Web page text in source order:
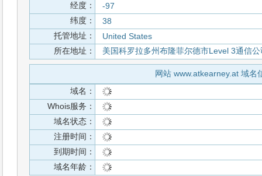
经度：
-97
纬度：
38
托管地址：
United States
所在地址：
美国科罗拉多州布隆菲尔德市Level 3通信公
网站 www.atkearney.at 域名
域名：
Whois服务：
域名状态：
注册时间：
到期时间：
域名年龄：